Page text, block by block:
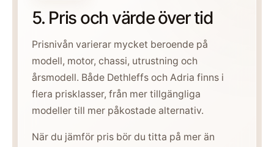
5. Pris och värde över tid
Prisnivån varierar mycket beroende på
modell, motor, chassi, utrustning och
årsmodell. Både Dethleffs och Adria finns i
flera prisklasser, från mer tillgängliga
modeller till mer påkostade alternativ.
När du jämför pris bör du titta på mer än